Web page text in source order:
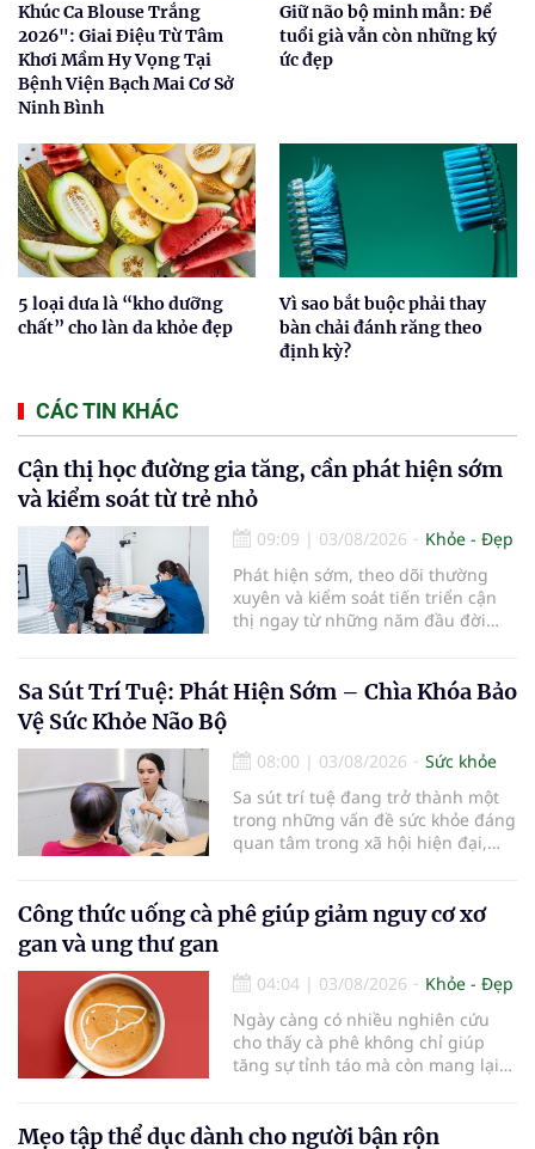
Khúc Ca Blouse Trắng
2026": Giai Điệu Từ Tâm
Khơi Mầm Hy Vọng Tại
Bệnh Viện Bạch Mai Cơ Sở
Ninh Bình
Giữ não bộ minh mẫn: Để
tuổi già vẫn còn những ký
ức đẹp
5 loại dưa là “kho dưỡng
chất” cho làn da khỏe đẹp
Vì sao bắt buộc phải thay
bàn chải đánh răng theo
định kỳ?
CÁC TIN KHÁC
Cận thị học đường gia tăng, cần phát hiện sớm
và kiểm soát từ trẻ nhỏ
09:09 | 03/08/2026
Khỏe - Đẹp
Phát hiện sớm, theo dõi thường
xuyên và kiểm soát tiến triển cận
thị ngay từ những năm đầu đời
trẻ. Đây cũng là định hướng của
Trung tâm Nhãn nhi và Kiểm soát
Đô đưa vào hoạt động ngày 1/8.
Sa Sút Trí Tuệ: Phát Hiện Sớm – Chìa Khóa Bảo
Vệ Sức Khỏe Não Bộ
08:00 | 03/08/2026
Sức khỏe
Sa sút trí tuệ đang trở thành một
trong những vấn đề sức khỏe đáng
quan tâm trong xã hội hiện đại,
triệu người trên thế giới đang
sống chung với bệnh, trong đó
70% trường hợp.
Công thức uống cà phê giúp giảm nguy cơ xơ
gan và ung thư gan
04:04 | 03/08/2026
Khỏe - Đẹp
Ngày càng có nhiều nghiên cứu
cho thấy cà phê không chỉ giúp
tăng sự tỉnh táo mà còn mang lại
đóng vai trò lọc độc tố, chuyển hóa
Mẹo tập thể dục dành cho người bận rộn